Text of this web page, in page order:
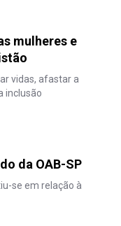
mulheres e
vidas, afastar a
inclusão
da OAB-SP
se em relação à